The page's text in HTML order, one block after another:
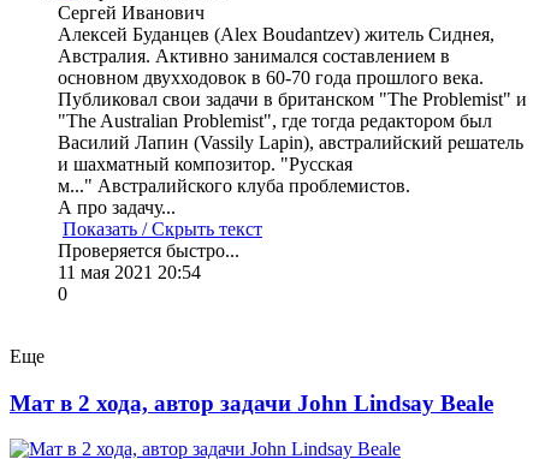
Сергей Иванович
Алексей Буданцев (Alex Boudantzev) житель Сиднея,
Австралия. Активно занимался составлением в
основном двухходовок в 60-70 года прошлого века.
Публиковал свои задачи в британском "The Problemist" и
"The Australian Problemist", где тогда редактором был
Василий Лапин (Vassily Lapin), австралийский решатель
и шахматный композитор. "Русская
м..." Австралийского клуба проблемистов.
А про задачу...
Показать / Скрыть текст
Проверяется быстро...
11 мая 2021 20:54
0
Еще
Мат в 2 хода, автор задачи John Lindsay Beale